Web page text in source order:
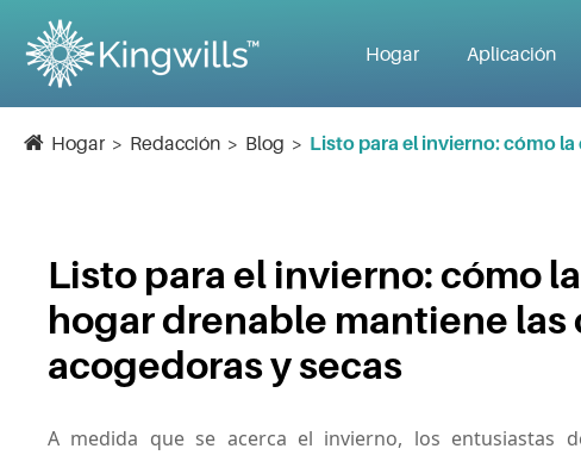
Hogar Aplicación
Hogar Redacción Blog Listo para el invierno: cómo
Listo para el invierno: cómo
hogar drenable mantiene las
acogedoras y secas
A medida que se acerca el invierno, los entusiastas